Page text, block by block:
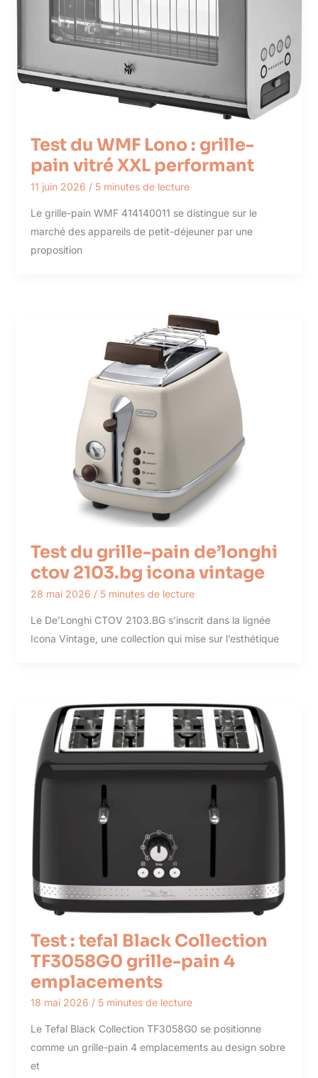
Test du WMF Lono : grille-
pain vitré XXL performant
11 juin 2026 / 5 minutes de lecture
Le grille-pain WMF 414140011 se distingue sur le
marché des appareils de petit-déjeuner par une
proposition
Test du grille-pain de’longhi
ctov 2103.bg icona vintage
28 mai 2026 / 5 minutes de lecture
Le De’Longhi CTOV 2103.BG s’inscrit dans la lignée
Icona Vintage, une collection qui mise sur l’esthétique
Test : tefal Black Collection
TF3058G0 grille-pain 4
emplacements
18 mai 2026 / 5 minutes de lecture
Le Tefal Black Collection TF3058G0 se positionne
comme un grille-pain 4 emplacements au design sobre
et